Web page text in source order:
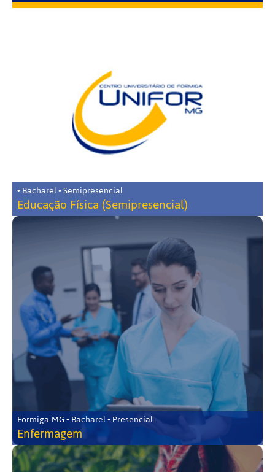
• Bacharel • Semipresencial
Educação Física (Semipresencial)
Formiga-MG • Bacharel • Presencial
Enfermagem